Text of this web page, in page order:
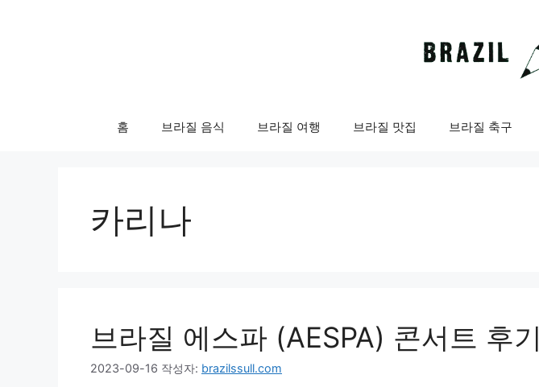
홈 브라질 음식 브라질 여행 브라질 맛집 브라질 축구
카리나
브라질 에스파 (AESPA) 콘서트 후기
2023-09-16 작성자: brazilssull.com